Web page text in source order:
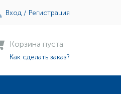
Вход / Регистрация
Корзина пуста
Как сделать заказ?